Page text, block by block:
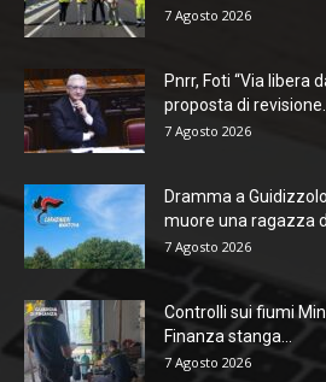
7 Agosto 2026
Pnrr, Foti “Via libera
proposta di revisione...
7 Agosto 2026
Dramma a
muore una ragazza
7 Agosto 2026
Controlli sui fiumi
Finanza stanga...
7 Agosto 2026